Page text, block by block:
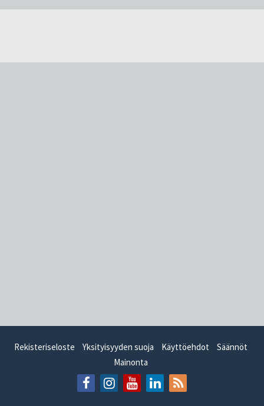
Rekisteriseloste Yksityisyyden suoja Käyttöehdot
Säännöt
Mainonta